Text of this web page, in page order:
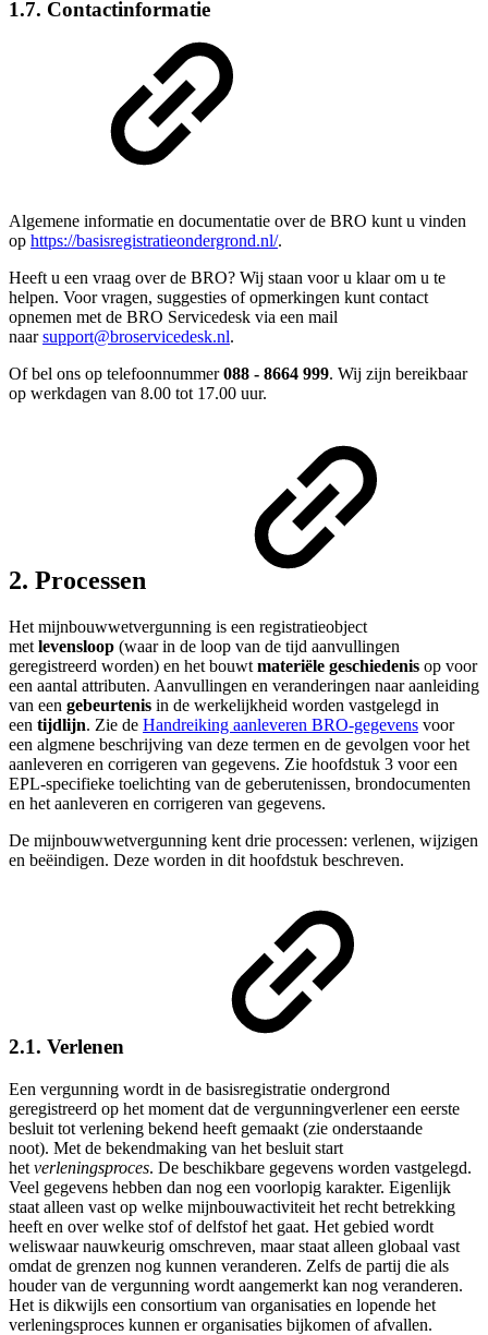
1.7. Contactinformatie
Algemene informatie en documentatie over de BRO kunt u vinden
op https://basisregistratieondergrond.nl/.
Heeft u een vraag over de BRO? Wij staan voor u klaar om u te
helpen. Voor vragen, suggesties of opmerkingen kunt contact
opnemen met de BRO Servicedesk via een mail
naarsupport@broservicedesk.nl.
Of bel ons op telefoonnummer088 - 8664 999. Wij zijn bereikbaar
op werkdagen van 8.00 tot 17.00 uur.
2. Processen
Het mijnbouwwetvergunning is een registratieobject
met levensloop (waar in de loop van de tijd aanvullingen
geregistreerd worden) en het bouwt materiële geschiedenis op voor
een aantal attributen. Aanvullingen en veranderingen naar aanleiding
van een gebeurtenis in de werkelijkheid worden vastgelegd in
een tijdlijn. Zie de Handreiking aanleveren BRO-gegevens voor
een algmene beschrijving van deze termen en de gevolgen voor het
aanleveren en corrigeren van gegevens. Zie hoofdstuk 3 voor een
EPL-specifieke toelichting van de geberutenissen, brondocumenten
en het aanleveren en corrigeren van gegevens.
De mijnbouwwetvergunning kent drie processen: verlenen, wijzigen
en beëindigen. Deze worden in dit hoofdstuk beschreven.
2.1. Verlenen
Een vergunning wordt in de basisregistratie ondergrond
geregistreerd op het moment dat de vergunningverlener een eerste
besluit tot verlening bekend heeft gemaakt (zie onderstaande
noot). Met de bekendmaking van het besluit start
het verleningsproces. De beschikbare gegevens worden vastgelegd.
Veel gegevens hebben dan nog een voorlopig karakter. Eigenlijk
staat alleen vast op welke mijnbouwactiviteit het recht betrekking
heeft en over welke stof of delfstof het gaat. Het gebied wordt
weliswaar nauwkeurig omschreven, maar staat alleen globaal vast
omdat de grenzen nog kunnen veranderen. Zelfs de partij die als
houder van de vergunning wordt aangemerkt kan nog veranderen.
Het is dikwijls een consortium van organisaties en lopende het
verleningsproces kunnen er organisaties bijkomen of afvallen.